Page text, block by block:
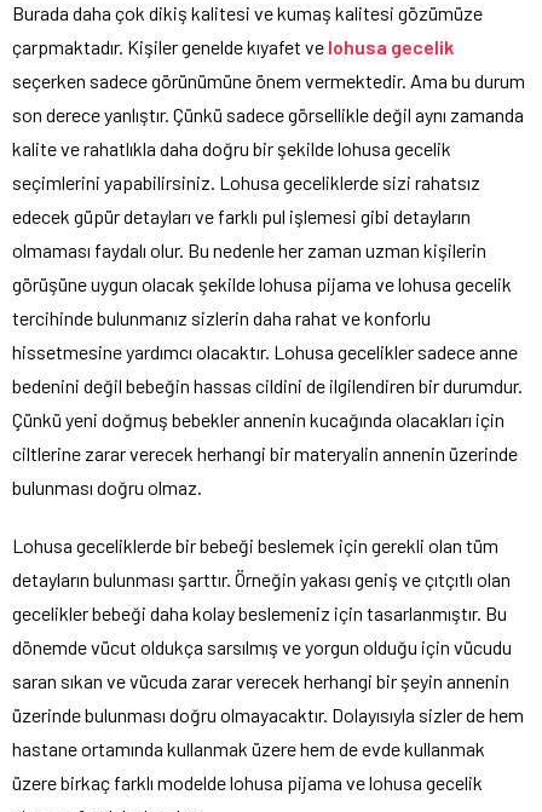
Burada daha çok dikiş kalitesi ve kumaş kalitesi gözümüze
çarpmaktadır. Kişiler genelde kıyafet ve lohusa gecelik
seçerken sadece görünümüne önem vermektedir. Ama bu durum
son derece yanlıştır. Çünkü sadece görsellikle değil aynı zamanda
kalite ve rahatlıkla daha doğru bir şekilde lohusa gecelik
seçimlerini yapabilirsiniz. Lohusa geceliklerde sizi rahatsız
edecek güpür detayları ve farklı pul işlemesi gibi detayların
olmaması faydalı olur. Bu nedenle her zaman uzman kişilerin
görüşüne uygun olacak şekilde lohusa pijama ve lohusa gecelik
tercihinde bulunmanız sizlerin daha rahat ve konforlu
hissetmesine yardımcı olacaktır. Lohusa gecelikler sadece anne
bedenini değil bebeğin hassas cildini de ilgilendiren bir durumdur.
Çünkü yeni doğmuş bebekler annenin kucağında olacakları için
ciltlerine zarar verecek herhangi bir materyalin annenin üzerinde
bulunması doğru olmaz.
Lohusa geceliklerde bir bebeği beslemek için gerekli olan tüm
detayların bulunması şarttır. Örneğin yakası geniş ve çıtçıtlı olan
gecelikler bebeği daha kolay beslemeniz için tasarlanmıştır. Bu
dönemde vücut oldukça sarsılmış ve yorgun olduğu için vücudu
saran sıkan ve vücuda zarar verecek herhangi bir şeyin annenin
üzerinde bulunması doğru olmayacaktır. Dolayısıyla sizler de hem
hastane ortamında kullanmak üzere hem de evde kullanmak
üzere birkaç farklı modelde lohusa pijama ve lohusa gecelik